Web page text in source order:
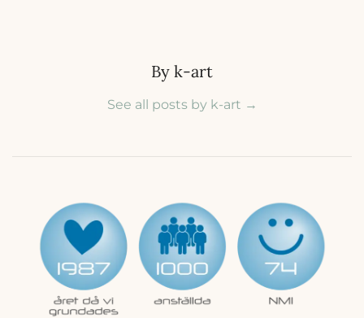
By k-art
See all posts by k-art →